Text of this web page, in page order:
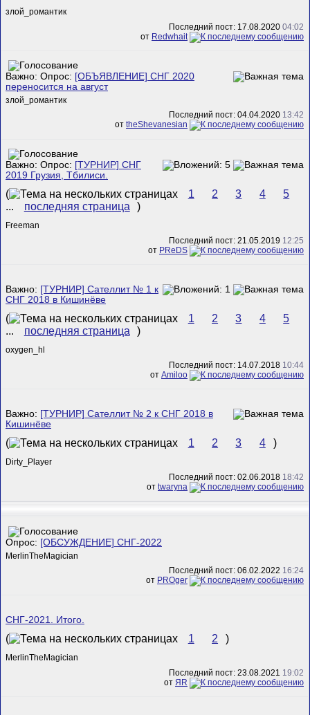
злой_романтик
Последний пост: 17.08.2020 04:02
от Redwhait
Важно: Опрос: [ОБЪЯВЛЕНИЕ] СНГ 2020
переносится на август
злой_романтик
Последний пост: 04.04.2020 13:42
от theShevanesian
Важно: Опрос: [ТУРНИР] СНГ
2019 Грузия, Тбилиси.
( 1 2 3 4
5
...
последняя страница )
Freeman
Последний пост: 21.05.2019 12:25
от PReDS
Важно: [ТУРНИР] Сателлит № 1 к
СНГ 2018 в Кишинёве
( 1 2 3 4
5
...
последняя страница )
oxygen_hl
Последний пост: 14.07.2018 10:44
от Amiloo
Важно: [ТУРНИР] Сателлит № 2 к СНГ 2018 в
Кишинёве
( 1 2 3 4 )
Dirty_Player
Последний пост: 02.06.2018 18:42
от twaryna
Опрос: [ОБСУЖДЕНИЕ] СНГ-2022
MerlinTheMagician
Последний пост: 06.02.2022 16:24
от PROger
СНГ-2021. Итого.
( 1 2 )
MerlinTheMagician
Последний пост: 23.08.2021 19:02
от ЯR